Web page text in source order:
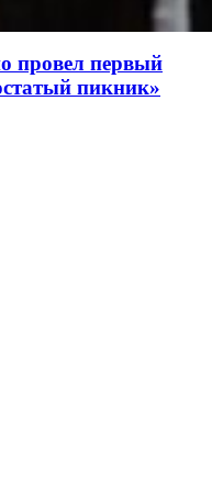
провел первый
пикник»